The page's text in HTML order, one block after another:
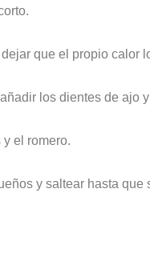
que el propio calor
los dientes de ajo
el romero.
y saltear hasta que